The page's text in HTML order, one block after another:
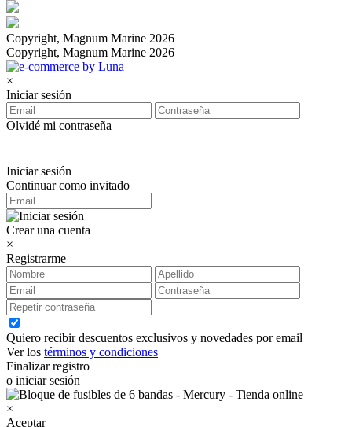
Copyright, Magnum Marine 2026
Copyright, Magnum Marine 2026
×
Iniciar sesión
Olvidé mi contraseña
Iniciar sesión
Continuar como invitado
Crear una cuenta
×
Registrarme
Quiero recibir descuentos exclusivos y novedades por email
Ver los términos y condiciones
Finalizar registro
o iniciar sesión
×
Aceptar